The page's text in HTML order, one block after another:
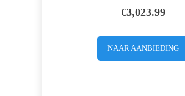
€3,023.99
NAAR AANBIEDING